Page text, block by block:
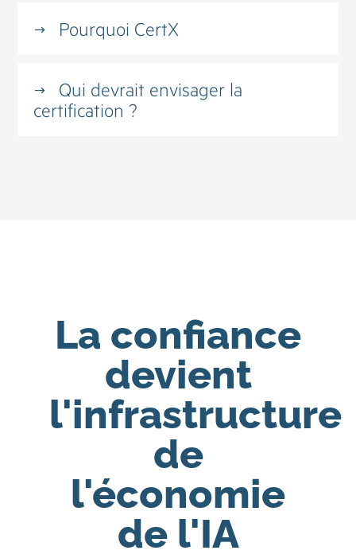
Pourquoi CertX
Qui devrait envisager la
certification ?
La confiance
devient
l'infrastructure
de
l'économie
de l'IA